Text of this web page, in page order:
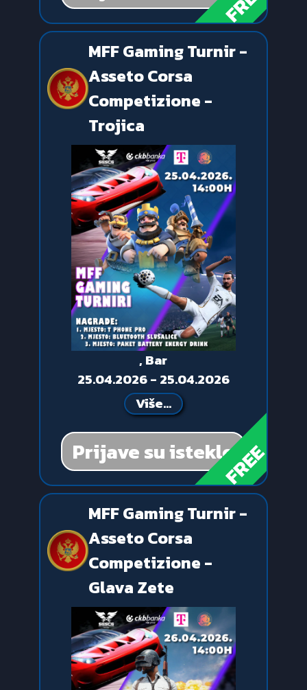
MFF Gaming Turnir -
Asseto Corsa
Competizione -
Trojica
, Bar
25.04.2026 - 25.04.2026
Više...
Prijave su istekleFREE
MFF Gaming Turnir -
Asseto Corsa
Competizione -
Glava Zete